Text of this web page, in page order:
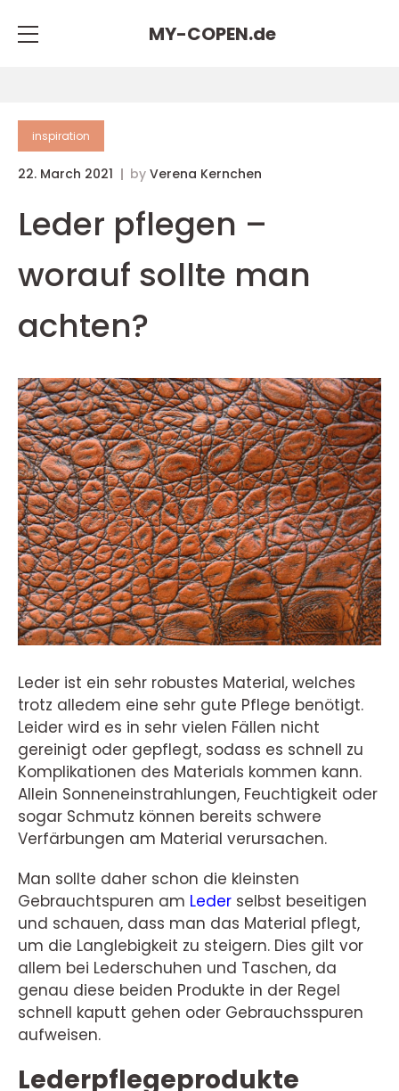
MY-COPEN.de
inspiration
22. March 2021 by Verena Kernchen
Leder pflegen –
worauf sollte man
achten?
Leder ist ein sehr robustes Material, welches
trotz alledem eine sehr gute Pflege benötigt.
Leider wird es in sehr vielen Fällen nicht
gereinigt oder gepflegt, sodass es schnell zu
Komplikationen des Materials kommen kann.
Allein Sonneneinstrahlungen, Feuchtigkeit oder
sogar Schmutz können bereits schwere
Verfärbungen am Material verursachen.
Man sollte daher schon die kleinsten
Gebrauchtspuren am Leder selbst beseitigen
und schauen, dass man das Material pflegt,
um die Langlebigkeit zu steigern. Dies gilt vor
allem bei Lederschuhen und Taschen, da
genau diese beiden Produkte in der Regel
schnell kaputt gehen oder Gebrauchsspuren
aufweisen.
Lederpflegeprodukte